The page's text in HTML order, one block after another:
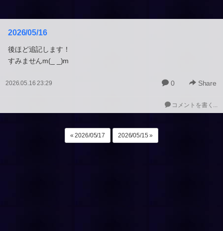
2026/05/16
後ほど追記します！
すみませんm(_ _)m
2026.05.16 23:29 0 Share
コメントを書く...
« 2026/05/17 2026/05/15 »